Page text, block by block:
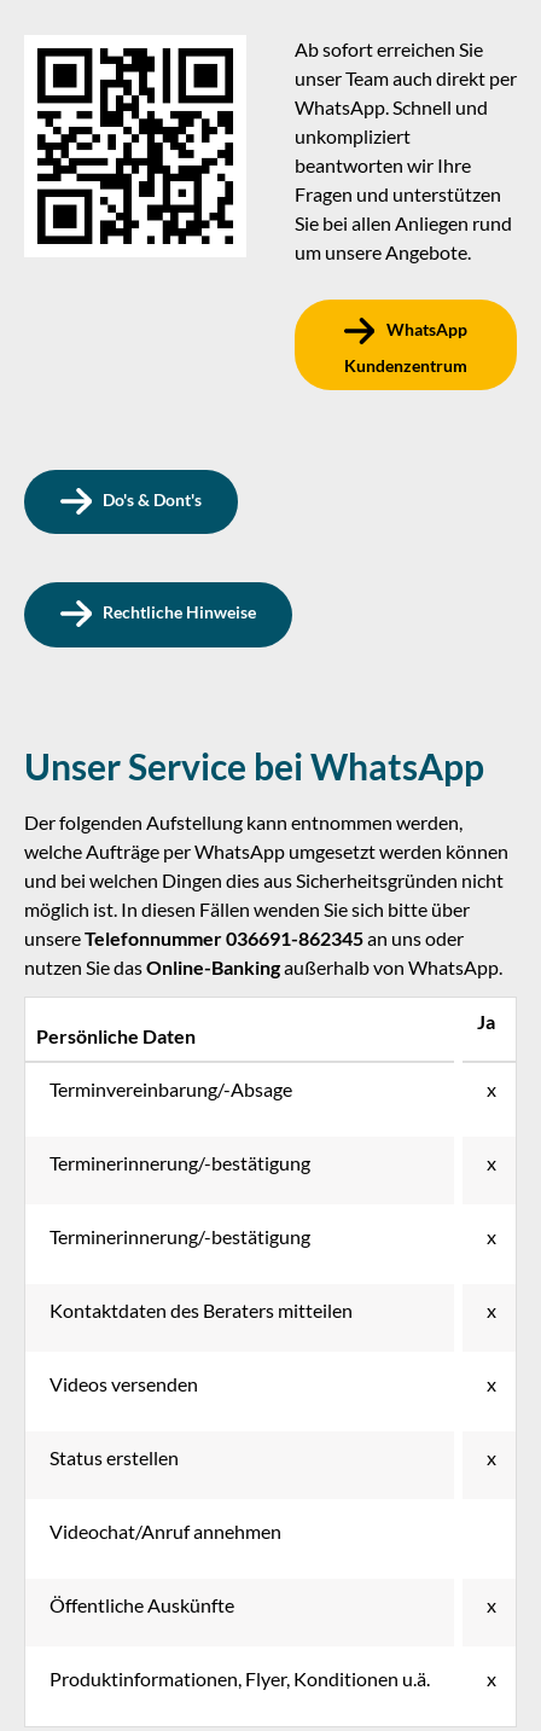
Ab sofort erreichen Sie
unser Team auch direkt per
WhatsApp. Schnell und
unkompliziert
beantworten wir Ihre
Fragen und unterstützen
Sie bei allen Anliegen rund
um unsere Angebote.
WhatsApp
Kundenzentrum
Do's & Dont's
Rechtliche Hinweise
Unser Service bei WhatsApp
Der folgenden Aufstellung kann entnommen werden,
welche Aufträge per WhatsApp umgesetzt werden können
und bei welchen Dingen dies aus Sicherheitsgründen nicht
möglich ist. In diesen Fällen wenden Sie sich bitte über
unsereTelefonnummer 036691-862345an uns oder
nutzen Sie dasOnline-Bankingaußerhalb von WhatsApp.
Persönliche Daten
Ja
Terminvereinbarung/-Absage x
Terminerinnerung/-bestätigung x
Terminerinnerung/-bestätigung x
Kontaktdaten des Beraters mitteilen x
Videos versenden x
Status erstellen x
Videochat/Anruf annehmen
Öffentliche Auskünfte x
Produktinformationen, Flyer, Konditionen u.ä. x